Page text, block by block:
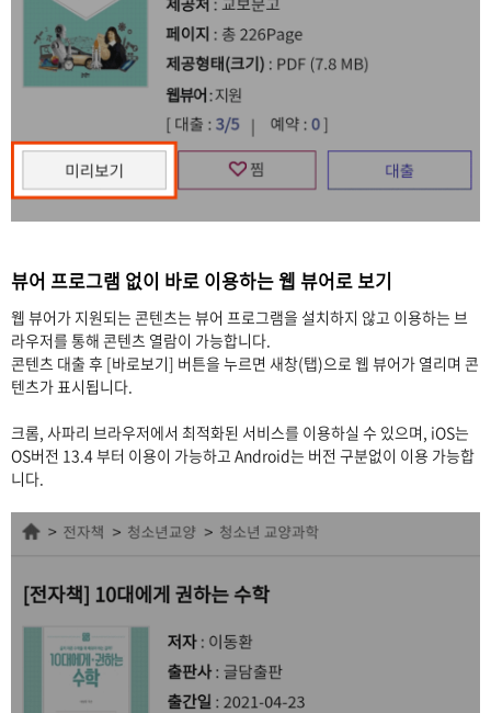
뷰어 프로그램 없이 바로 이용하는 웹 뷰어로 보기
웹 뷰어가 지원되는 콘텐츠는 뷰어 프로그램을 설치하지 않고 이용하는 브
라우저를 통해 콘텐츠 열람이 가능합니다.
콘텐츠 대출 후 [바로보기] 버튼을 누르면 새창(탭)으로 웹 뷰어가 열리며 콘
텐츠가 표시됩니다.
크롬, 사파리 브라우저에서 최적화된 서비스를 이용하실 수 있으며, iOS는
OS버전 13.4 부터 이용이 가능하고 Android는 버전 구분없이 이용 가능합
니다.